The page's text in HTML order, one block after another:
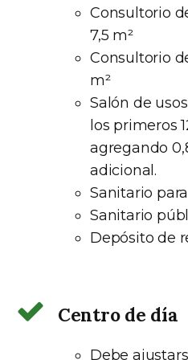
Consultorio
7,5 m²
Consultorio
m²
Salón de
los primeros
agregando
adicional.
Sanitario
Sanitario
Depósito de
Centro de día
Debe